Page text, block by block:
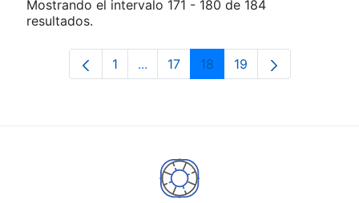
Mostrando el intervalo 171 - 180 de 184
resultados.
Página
1 ...Páginas intermedias Use TAB para
Página
17 Página
18 Página
19